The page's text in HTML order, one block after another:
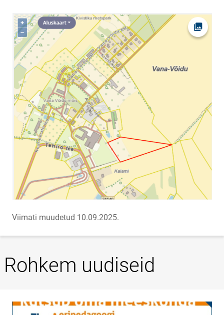
Ava
Viimati muudetud 10.09.2025.
Rohkem uudiseid